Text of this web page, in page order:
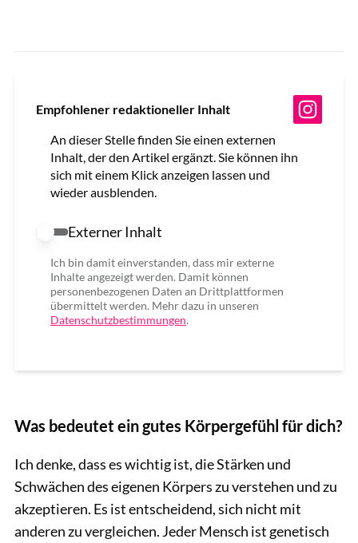
Empfohlener redaktioneller Inhalt
An dieser Stelle finden Sie einen externen
Inhalt, der den Artikel ergänzt. Sie können ihn
sich mit einem Klick anzeigen lassen und
wieder ausblenden.
Externer Inhalt erlauben
Externer Inhalt
Ich bin damit einverstanden, dass mir externe
Inhalte angezeigt werden. Damit können
personenbezogenen Daten an Drittplattformen
übermittelt werden. Mehr dazu in unseren
Datenschutzbestimmungen.
Was bedeutet ein gutes Körpergefühl für dich?
Ich denke, dass es wichtig ist, die Stärken und
Schwächen des eigenen Körpers zu verstehen und zu
akzeptieren. Es ist entscheidend, sich nicht mit
anderen zu vergleichen. Jeder Mensch ist genetisch